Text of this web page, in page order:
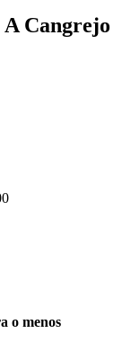
Cangrejo
o menos